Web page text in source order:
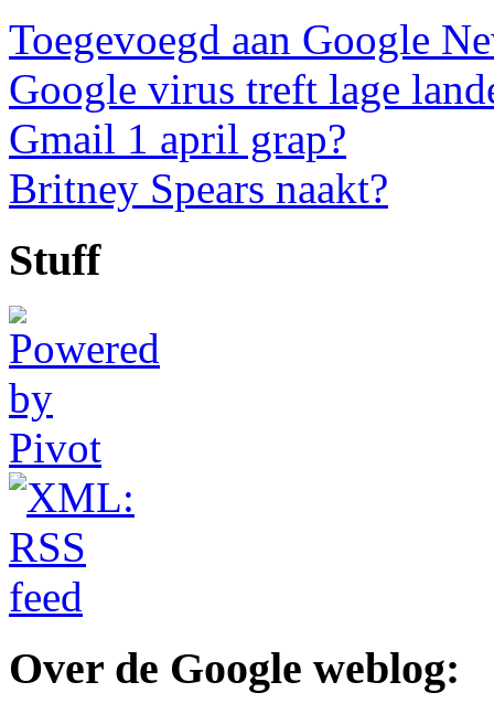
Toegevoegd aan Google
Google virus treft lage
Gmail 1 april grap?
Britney Spears naakt?
Stuff
Over de Google weblog: